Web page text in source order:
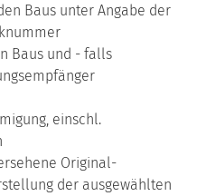
Baus unter Angabe der
Baus und - falls
einschl.
Original-
der ausgewählten